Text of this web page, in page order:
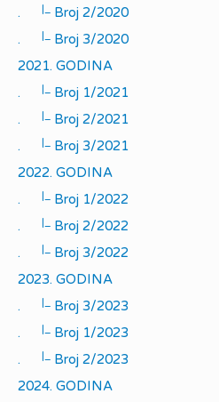
.
|_
Broj 2/2020
.
|_
Broj 3/2020
2021. GODINA
.
|_
Broj 1/2021
.
|_
Broj 2/2021
.
|_
Broj 3/2021
2022. GODINA
.
|_
Broj 1/2022
.
|_
Broj 2/2022
.
|_
Broj 3/2022
2023. GODINA
.
|_
Broj 3/2023
.
|_
Broj 1/2023
.
|_
Broj 2/2023
2024. GODINA